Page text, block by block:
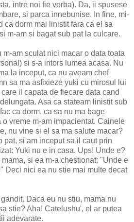
intre noi fie vorba). Da, ii spusese
si parca innebunise. In fine, mi-
ca dorm mai linistit fara ca el sa
m-am si bagat sub pat la culcare.
m-am sculat nici macar o data toata
si s-a intors lumea acasa. Nu
la inceput, ca nu aveam chef
sa ma asfixieze yuki cu mirosul lui
il capata de fiecare data cand
Asa ca stateam linistit sub
ca dorm, ca sa nu ma bage
vreme m-am impacientat. Cainele
nu vine si el sa ma salute macar?
pat, si am inceput sa il caut prin
Yuki nu e in casa. Ups! Unde e?
si ea m-a chestionat: "Unde e
Deci nici ea nu stie mai multe decat
Daca eu nu stiu, mama nu
stie? Aha! Catelushu', el ar putea
adevarate.